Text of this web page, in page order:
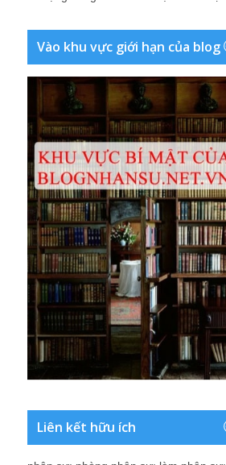
Vào khu vực giới hạn của blog
Liên kết hữu ích